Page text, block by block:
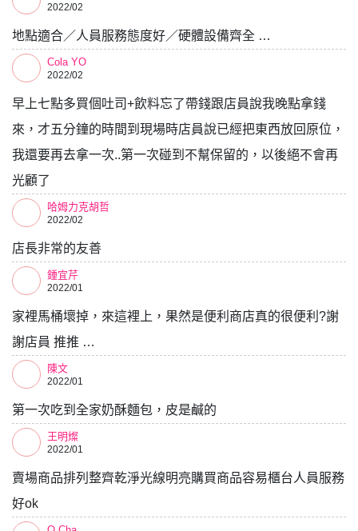
2022/02
地點適合／人員服務態度好／硬體設備齊全 …
Cola YO
2022/02
早上七點多買個吐司+飲料忘了帶錢跟店員說我晚點拿錢
來，才五分鐘的時間到現場時店員說已經把東西放回原位，
我還要再去拿一次..第一次碰到不幫保留的，以後絕不會再
光顧了
哈姆力克胡哲
2022/02
店長非常的友善
鍾宜芹
2022/01
家裡馬桶壞掉，來這裡上，果然是便利商店真的很便利?謝
謝店員 推推 …
陳文
2022/01
第一次吃到全家奶酥麵包，皮是鹹的
王明燦
2022/01
賣場商品排列整齊乾淨光線明亮購買商品容易櫃台人員服務
好ok